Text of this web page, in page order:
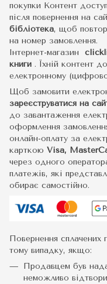
покупки Контент
після повернення на
бібліотека, щоб
на номер замовлення.
Інтернет-магазин
книги . Їхній контент
електронному
Щоб замовити
зареєструватися на
до завантаження
оформлення
онлайн-оплату за
карткою Visa,
через одного
платежів, які
обирає самостійно.
Повернення
тому випадку, якщо:
Продавцем був
неможливо